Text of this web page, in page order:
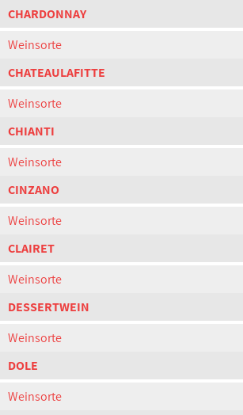
CHARDONNAY
Weinsorte
CHATEAULAFITTE
Weinsorte
CHIANTI
Weinsorte
CINZANO
Weinsorte
CLAIRET
Weinsorte
DESSERTWEIN
Weinsorte
DOLE
Weinsorte